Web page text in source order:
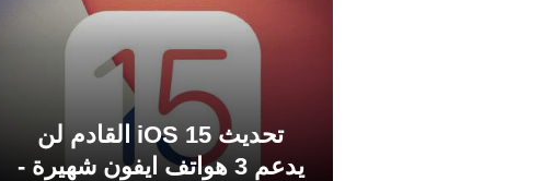
تحديث iOS 15 القادم لن
يدعم 3 هواتف ايفون شهيرة -